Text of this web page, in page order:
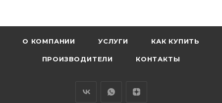
О КОМПАНИИ УСЛУГИ КАК КУПИТЬ
ПРОИЗВОДИТЕЛИ КОНТАКТЫ